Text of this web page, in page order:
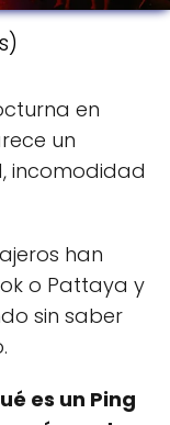
en
un
incomodidad
han
o Pattaya y
sin saber
es un Ping